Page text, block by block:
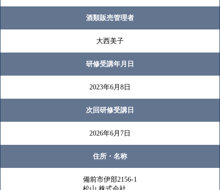
酒類販売管理者
大西美子
研修受講年月日
2023年6月8日
次回研修受講日
2026年6月7日
住所・名称
備前市伊部2156-1